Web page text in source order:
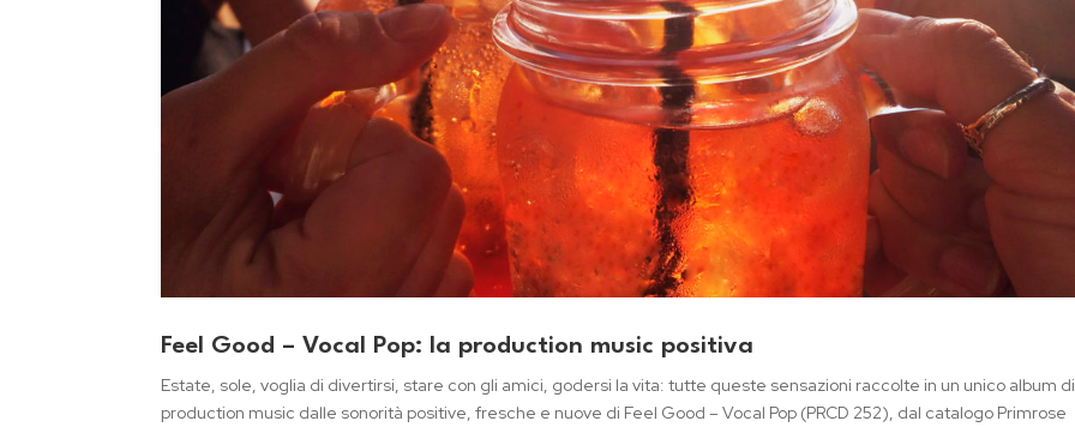
Feel Good – Vocal Pop: la production music positiva
Estate, sole, voglia di divertirsi, stare con gli amici, godersi la vita: tutte queste sensazioni raccolte in un unico album di
production music dalle sonorità positive, fresche e nuove di Feel Good – Vocal Pop (PRCD 252), dal catalogo Primrose